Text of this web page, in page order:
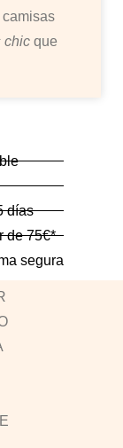
chic que
días
de 75€*
segura